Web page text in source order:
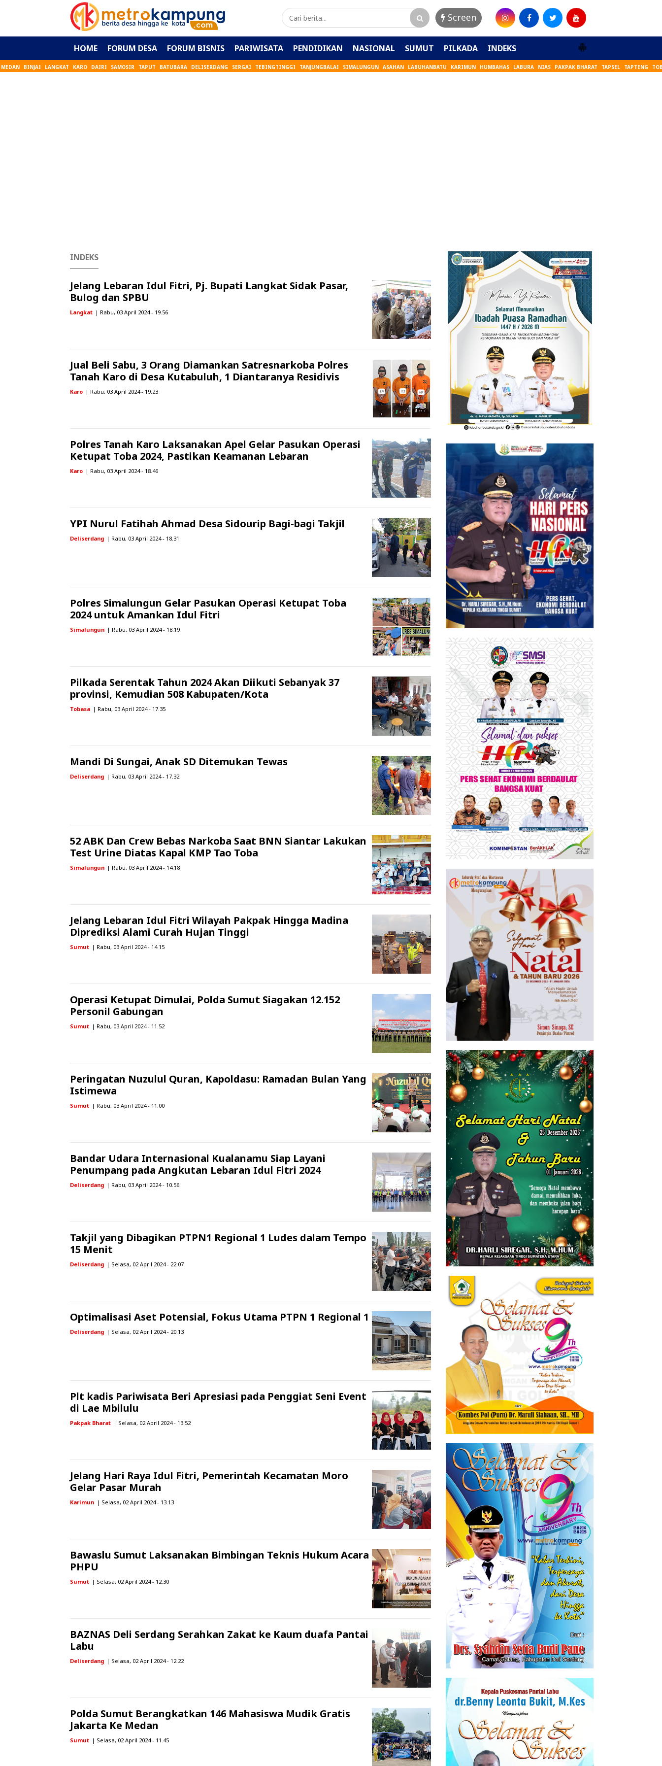
Screen
HOME FORUM DESA FORUM BISNIS PARIWISATA PENDIDIKAN NASIONAL SUMUT PILKADA INDEKS
MEDAN BINJAI LANGKAT KARO DAIRI SAMOSIR TAPUT BATUBARA DELISERDANG SERGAI TEBINGTINGGI TANJUNGBALAI SIMALUNGUN ASAHAN LABUHANBATU KARIMUN HUMBAHAS LABURA NIAS PAKPAK BHARAT TAPSEL TAPTENG
INDEKS
Jelang Lebaran Idul Fitri, Pj. Bupati Langkat Sidak Pasar,
Bulog dan SPBU
Langkat | Rabu, 03 April 2024 - 19.56
Jual Beli Sabu, 3 Orang Diamankan Satresnarkoba Polres
Tanah Karo di Desa Kutabuluh, 1 Diantaranya Residivis
Karo | Rabu, 03 April 2024 - 19.23
Polres Tanah Karo Laksanakan Apel Gelar Pasukan Operasi
Ketupat Toba 2024, Pastikan Keamanan Lebaran
Karo | Rabu, 03 April 2024 - 18.46
YPI Nurul Fatihah Ahmad Desa Sidourip Bagi-bagi Takjil
Deliserdang | Rabu, 03 April 2024 - 18.31
Polres Simalungun Gelar Pasukan Operasi Ketupat Toba
2024 untuk Amankan Idul Fitri
Simalungun | Rabu, 03 April 2024 - 18.19
Pilkada Serentak Tahun 2024 Akan Diikuti Sebanyak 37
provinsi, Kemudian 508 Kabupaten/Kota
Tobasa | Rabu, 03 April 2024 - 17.35
Mandi Di Sungai, Anak SD Ditemukan Tewas
Deliserdang | Rabu, 03 April 2024 - 17.32
52 ABK Dan Crew Bebas Narkoba Saat BNN Siantar Lakukan
Test Urine Diatas Kapal KMP Tao Toba
Simalungun | Rabu, 03 April 2024 - 14.18
Jelang Lebaran Idul Fitri Wilayah Pakpak Hingga Madina
Diprediksi Alami Curah Hujan Tinggi
Sumut | Rabu, 03 April 2024 - 14.15
Operasi Ketupat Dimulai, Polda Sumut Siagakan 12.152
Personil Gabungan
Sumut | Rabu, 03 April 2024 - 11.52
Peringatan Nuzulul Quran, Kapoldasu: Ramadan Bulan Yang
Istimewa
Sumut | Rabu, 03 April 2024 - 11.00
Bandar Udara Internasional Kualanamu Siap Layani
Penumpang pada Angkutan Lebaran Idul Fitri 2024
Deliserdang | Rabu, 03 April 2024 - 10.56
Takjil yang Dibagikan PTPN1 Regional 1 Ludes dalam Tempo
15 Menit
Deliserdang | Selasa, 02 April 2024 - 22.07
Optimalisasi Aset Potensial, Fokus Utama PTPN 1 Regional 1
Deliserdang | Selasa, 02 April 2024 - 20.13
Plt kadis Pariwisata Beri Apresiasi pada Penggiat Seni Event
di Lae Mbilulu
Pakpak Bharat | Selasa, 02 April 2024 - 13.52
Jelang Hari Raya Idul Fitri, Pemerintah Kecamatan Moro
Gelar Pasar Murah
Karimun | Selasa, 02 April 2024 - 13.13
Bawaslu Sumut Laksanakan Bimbingan Teknis Hukum Acara
PHPU
Sumut | Selasa, 02 April 2024 - 12.30
BAZNAS Deli Serdang Serahkan Zakat ke Kaum duafa Pantai
Labu
Deliserdang | Selasa, 02 April 2024 - 12.22
Polda Sumut Berangkatkan 146 Mahasiswa Mudik Gratis
Jakarta Ke Medan
Sumut | Selasa, 02 April 2024 - 11.45